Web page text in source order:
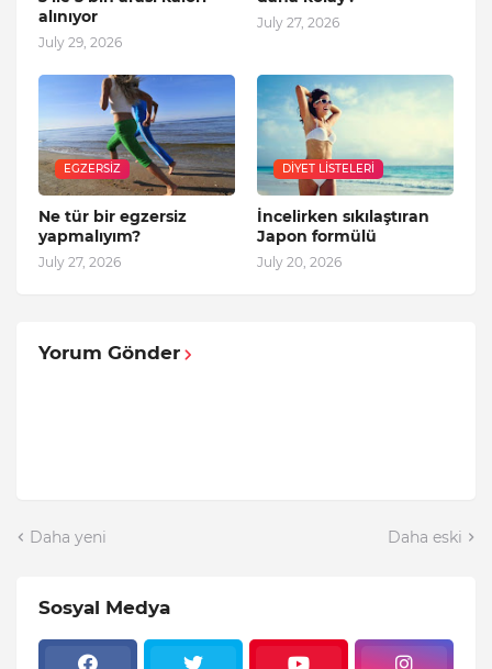
alınıyor
July 29, 2026
July 27, 2026
EGZERSIZ
Ne tür bir egzersiz
yapmalıyım?
July 27, 2026
DIYET LISTELERI
İncelirken sıkılaştıran
Japon formülü
July 20, 2026
Yorum Gönder
Daha yeni Daha eski
Sosyal Medya